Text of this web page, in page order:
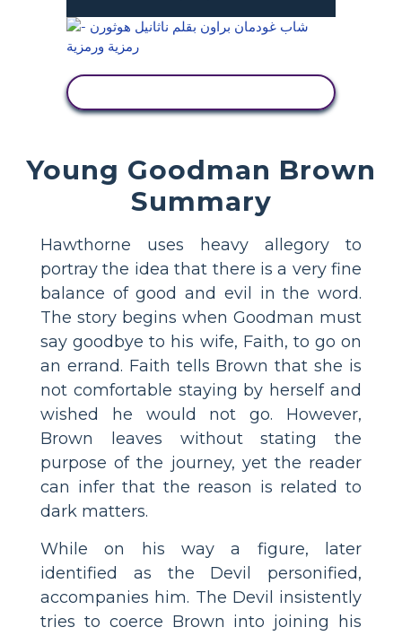
Young Goodman Brown
Summary
Hawthorne uses heavy allegory to
portray the idea that there is a very fine
balance of good and evil in the word.
The story begins when Goodman must
say goodbye to his wife, Faith, to go on
an errand. Faith tells Brown that she is
not comfortable staying by herself and
wished he would not go. However,
Brown leaves without stating the
purpose of the journey, yet the reader
can infer that the reason is related to
dark matters.
While on his way a figure, later
identified as the Devil personified,
accompanies him. The Devil insistently
tries to coerce Brown into joining his